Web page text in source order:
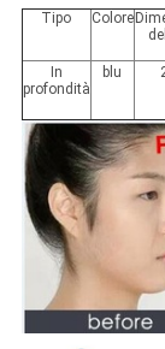
Tipo Colore
In
profondità
blu